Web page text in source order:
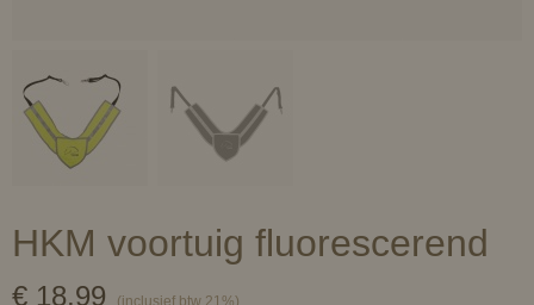
HKM voortuig fluorescerend
€ 18,99 (inclusief btw 21%)